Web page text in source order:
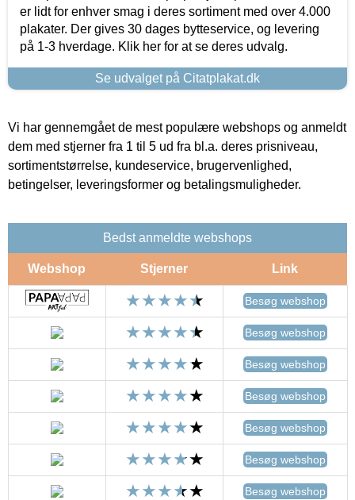
er lidt for enhver smag i deres sortiment med over 4.000
plakater. Der gives 30 dages bytteservice, og levering
på 1-3 hverdage. Klik her for at se deres udvalg.
Se udvalget på Citatplakat.dk
Vi har gennemgået de mest populære webshops og anmeldt
dem med stjerner fra 1 til 5 ud fra bl.a. deres prisniveau,
sortimentstørrelse, kundeservice, brugervenlighed,
betingelser, leveringsformer og betalingsmuligheder.
Bedst anmeldte webshops
Webshop Stjerner Link
Besøg webshop
Besøg webshop
Besøg webshop
Besøg webshop
Besøg webshop
Besøg webshop
Besøg webshop